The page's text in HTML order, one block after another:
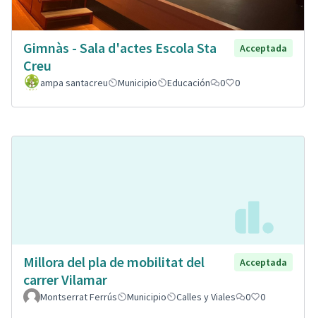
Gimnàs - Sala d'actes Escola Sta
Creu
Acceptada
ampa santacreu Municipio Educación 0 0
Millora del pla de mobilitat del
carrer Vilamar
Acceptada
Montserrat Ferrús Municipio Calles y Viales 0 0